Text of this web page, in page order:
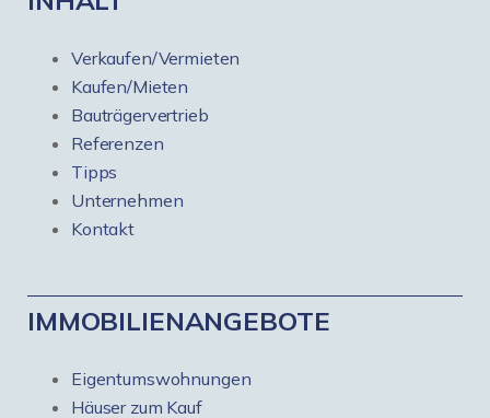
Verkaufen/Vermieten
Kaufen/Mieten
Bauträgervertrieb
Referenzen
Tipps
Unternehmen
Kontakt
IMMOBILIENANGEBOTE
Eigentumswohnungen
Häuser zum Kauf